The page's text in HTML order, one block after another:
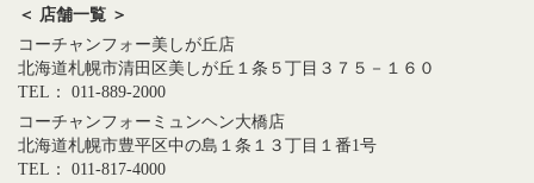
＜ 店舗一覧 ＞
コーチャンフォー美しが丘店
北海道札幌市清田区美しが丘１条５丁目３７５－１６０
TEL： 011-889-2000
コーチャンフォーミュンヘン大橋店
北海道札幌市豊平区中の島１条１３丁目１番1号
TEL： 011-817-4000